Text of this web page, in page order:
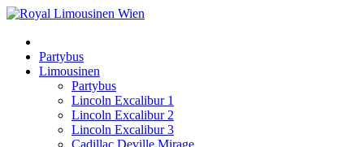
Partybus
Limousinen
Partybus
Lincoln Excalibur 1
Lincoln Excalibur 2
Lincoln Excalibur 3
Cadillac Deville Mirage